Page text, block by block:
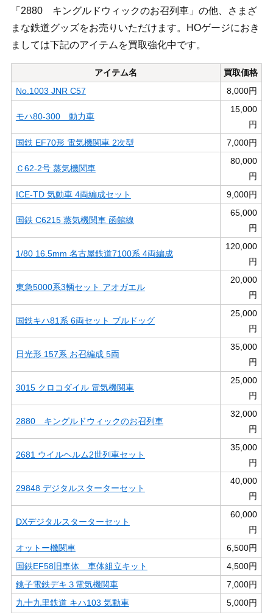
「2880 キングルドウィックのお召列車」の他、さまざ
まな鉄道グッズをお売りいただけます。HOゲージにおき
ましては下記のアイテムを買取強化中です。
アイテム名
買取価格
No.1003 JNR C57
8,000円
モハ80-300 動力車
15,000
円
国鉄 EF70形 電気機関車 2次型
7,000円
Ｃ62-2号 蒸気機関車
80,000
円
ICE-TD 気動車 4両編成セット
9,000円
国鉄 C6215 蒸気機関車 函館線
65,000
円
1/80 16.5mm 名古屋鉄道7100系 4両編成
120,000
円
東急5000系3輌セット アオガエル
20,000
円
国鉄キハ81系 6両セット ブルドッグ
25,000
円
日光形 157系 お召編成 5両
35,000
円
3015 クロコダイル 電気機関車
25,000
円
2880 キングルドウィックのお召列車
32,000
円
2681 ウイルヘルム2世列車セット
35,000
円
29848 デジタルスターターセット
40,000
円
DXデジタルスターターセット
60,000
円
オットー機関車
6,500円
国鉄EF58旧車体 車体組立キット
4,500円
銚子電鉄デキ３電気機関車
7,000円
九十九里鉄道 キハ103 気動車
5,000円